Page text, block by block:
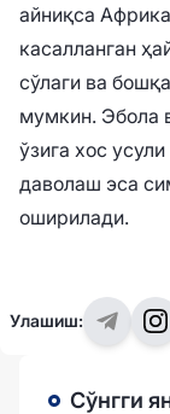
айниқса
касалланган
сўлаги ва
мумкин. Эбола
ўзига хос
даволаш эса
оширилади.
Улашиш:
Сўнгги